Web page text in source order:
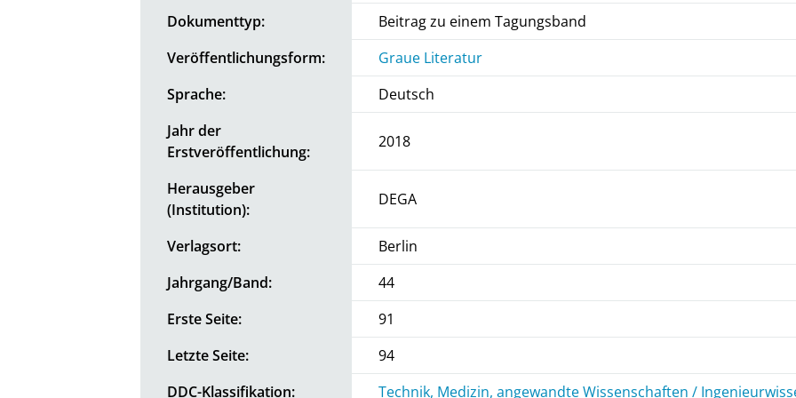
Dokumenttyp:
Beitrag zu einem Tagungsband
Veröffentlichungsform:
Graue Literatur
Sprache:
Deutsch
Jahr der
Erstveröffentlichung:
2018
Herausgeber
(Institution):
DEGA
Verlagsort:
Berlin
Jahrgang/Band:
44
Erste Seite:
91
Letzte Seite:
94
DDC-Klassifikation:
Technik, Medizin, angewandte Wissenschaften /